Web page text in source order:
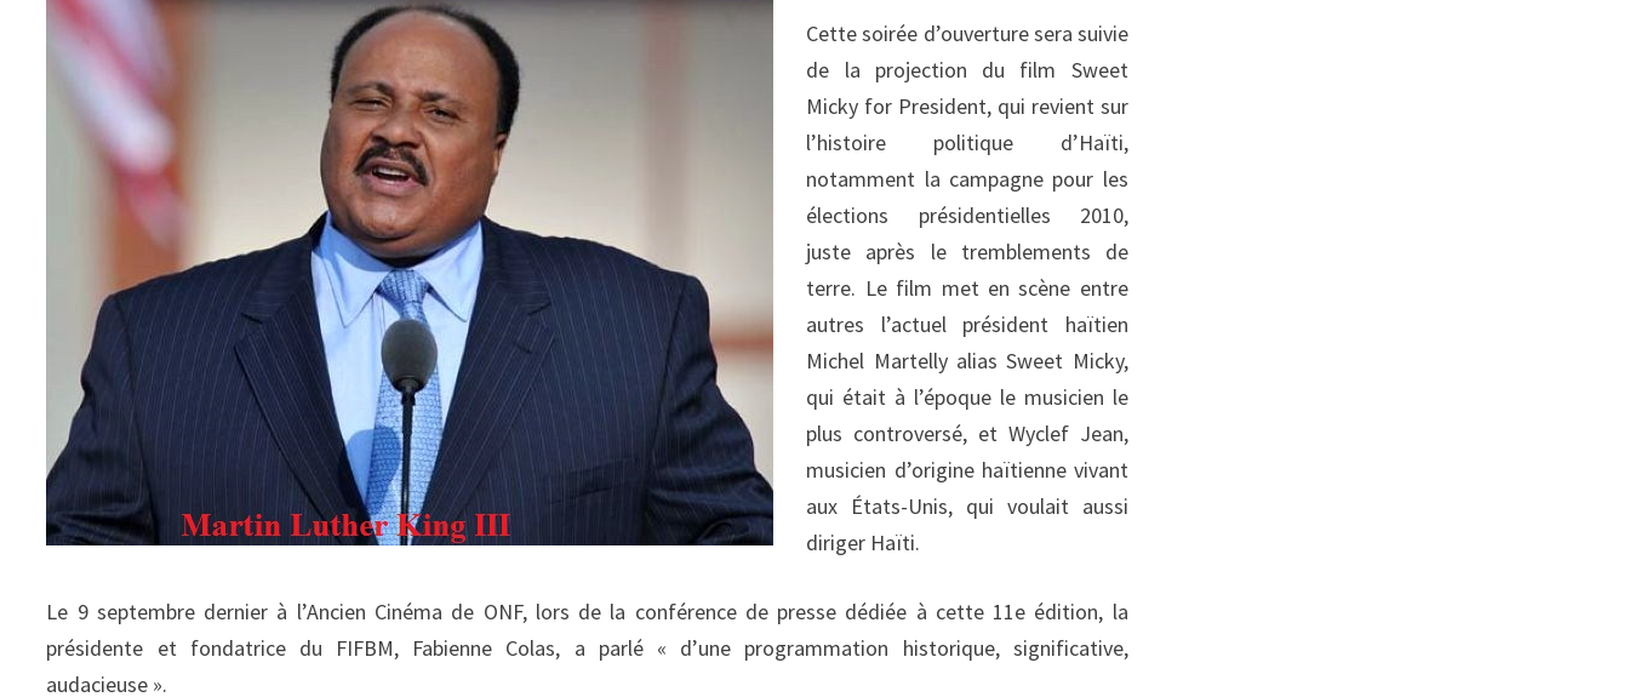
Cette soirée d’ouverture sera suivie
de la projection du film Sweet
Micky for President, qui revient sur
l’histoire politique d’Haïti,
notamment la campagne pour les
élections présidentielles 2010,
juste après le tremblements de
terre. Le film met en scène entre
autres l’actuel président haïtien
Michel Martelly alias Sweet Micky,
qui était à l’époque le musicien le
plus controversé, et Wyclef Jean,
musicien d’origine haïtienne vivant
aux États-Unis, qui voulait aussi
diriger Haïti.
Le 9 septembre dernier à l’Ancien Cinéma de ONF, lors de la conférence de presse dédiée à cette 11e édition, la
présidente et fondatrice du FIFBM, Fabienne Colas, a parlé « d’une programmation historique, significative,
audacieuse ».